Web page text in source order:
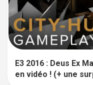
E3 2016 : Deus Ex
en vidéo ! (+ une